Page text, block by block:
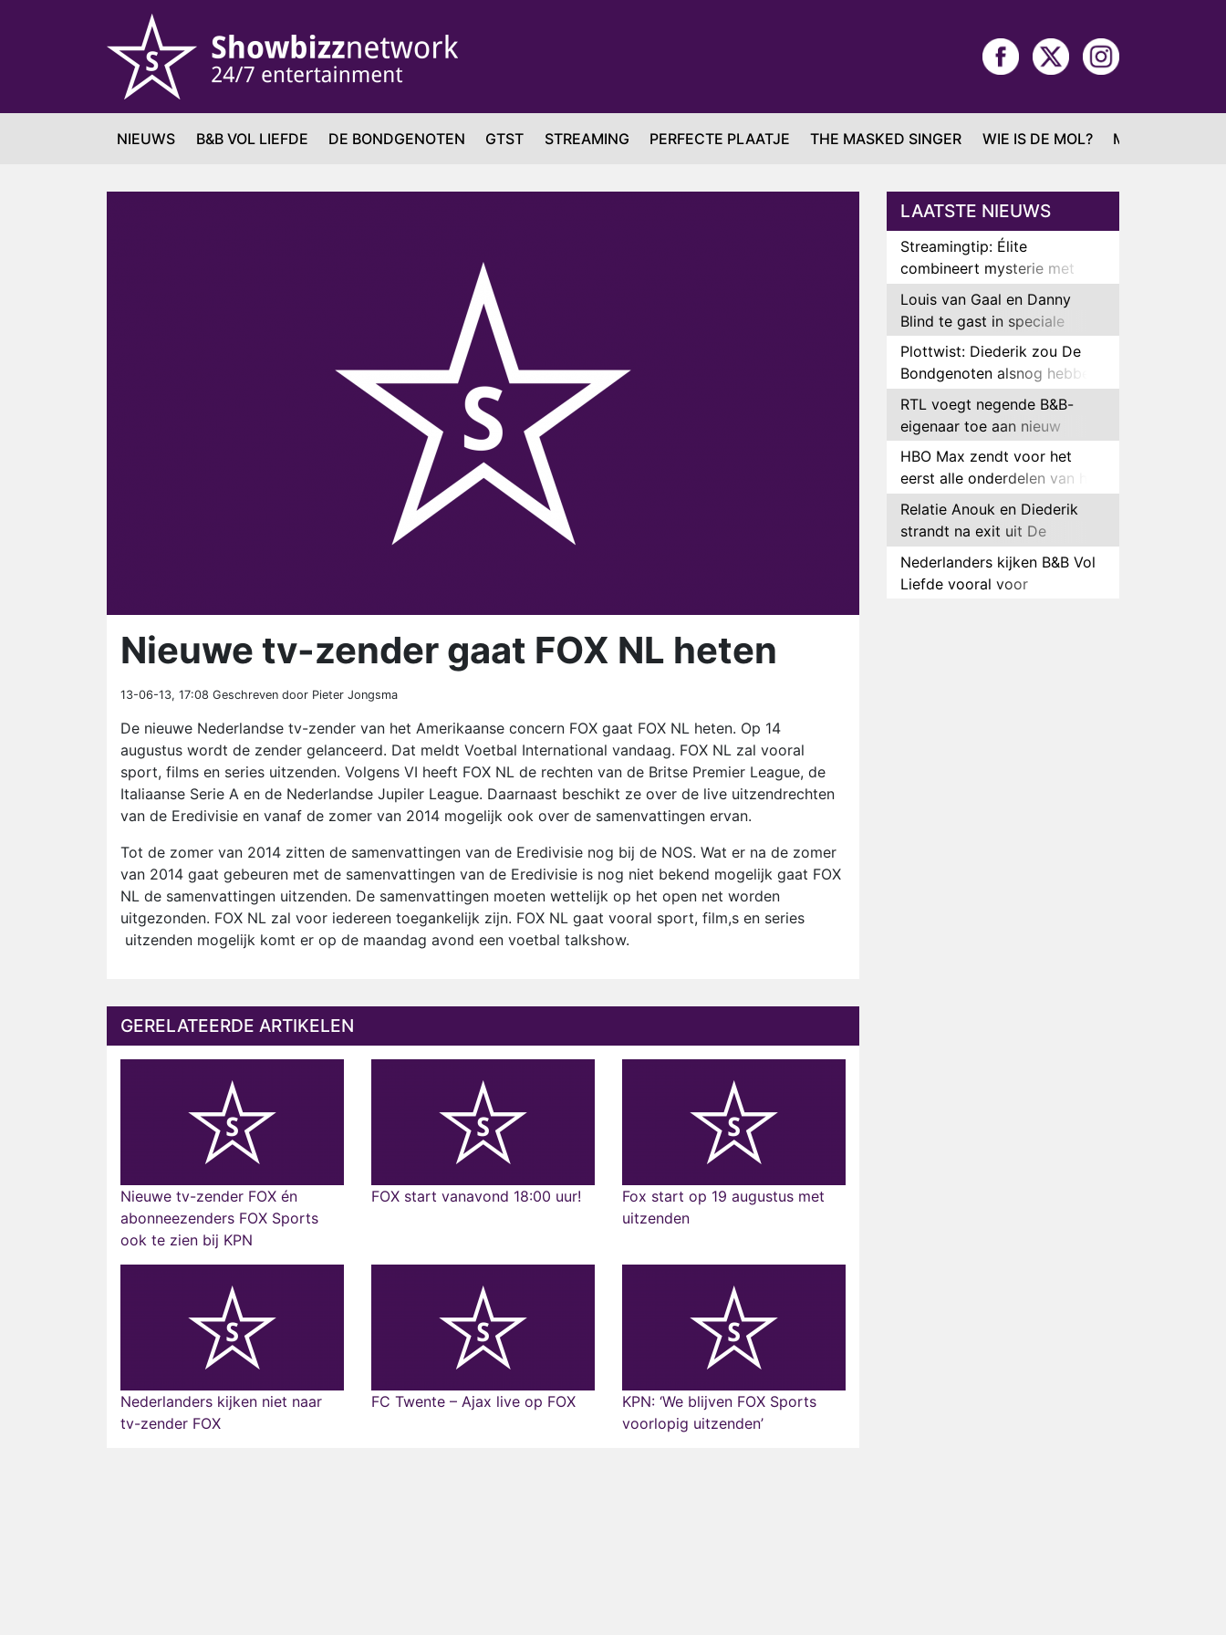
NIEUWS B&B VOL LIEFDE DE BONDGENOTEN GTST STREAMING PERFECTE PLAATJE THE MASKED SINGER WIE IS DE MOL? MAFS
Nieuwe tv-zender gaat FOX NL heten
13-06-13, 17:08 Geschreven door Pieter Jongsma
De nieuwe Nederlandse tv-zender van het Amerikaanse concern FOX gaat FOX NL heten. Op 14
augustus wordt de zender gelanceerd. Dat meldt Voetbal International vandaag. FOX NL zal vooral
sport, films en series uitzenden. Volgens VI heeft FOX NL de rechten van de Britse Premier League, de
Italiaanse Serie A en de Nederlandse Jupiler League. Daarnaast beschikt ze over de live uitzendrechten
van de Eredivisie en vanaf de zomer van 2014 mogelijk ook over de samenvattingen ervan.
Tot de zomer van 2014 zitten de samenvattingen van de Eredivisie nog bij de NOS. Wat er na de zomer
van 2014 gaat gebeuren met de samenvattingen van de Eredivisie is nog niet bekend mogelijk gaat FOX
NL de samenvattingen uitzenden. De samenvattingen moeten wettelijk op het open net worden
uitgezonden. FOX NL zal voor iedereen toegankelijk zijn. FOX NL gaat vooral sport, film,s en series
uitzenden mogelijk komt er op de maandag avond een voetbal talkshow.
GERELATEERDE ARTIKELEN
Nieuwe tv-zender FOX én
abonneezenders FOX Sports
ook te zien bij KPN
FOX start vanavond 18:00 uur!
Fox start op 19 augustus met
uitzenden
Nederlanders kijken niet naar
tv-zender FOX
FC Twente – Ajax live op FOX
KPN: ‘We blijven FOX Sports
voorlopig uitzenden’
LAATSTE NIEUWS
Streamingtip: Élite
combineert mysterie met
romantie
Louis van Gaal en Danny
Blind te gast in speciale
aflevering van Tussen de
Palen
Plottwist: Diederik zou De
Bondgenoten alsnog hebben
verlaten
RTL voegt negende B&B-
eigenaar toe aan nieuw
seizoen B&B Vol Liefde
HBO Max zendt voor het
eerst alle onderdelen van het
EK Atletiek uit
Relatie Anouk en Diederik
strandt na exit uit De
Bondgenoten
Nederlanders kijken B&B Vol
Liefde vooral voor